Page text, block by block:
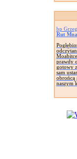
bp
Rut
prawdy
gotowy
sam
obrońcą
naszym